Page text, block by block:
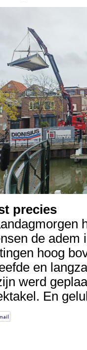
precies
de adem
hoog
en
werd
En